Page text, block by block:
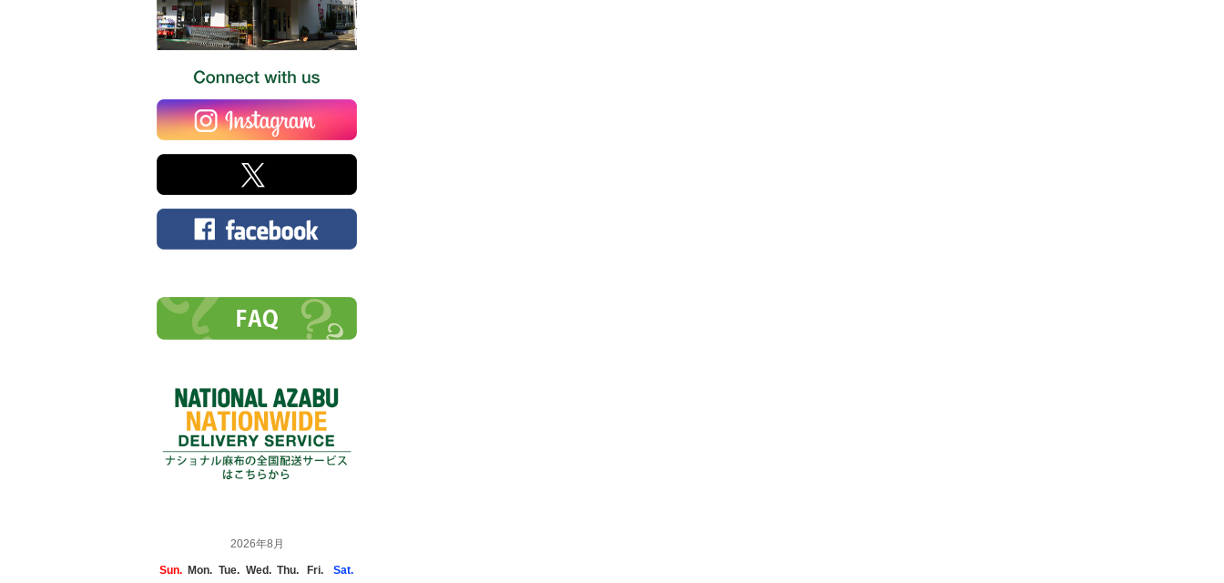
2026年8月
Sun. Mon. Tue. Wed. Thu. Fri.
Sat.